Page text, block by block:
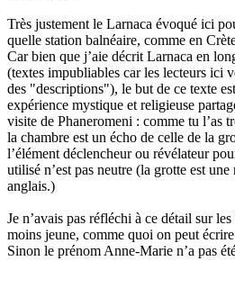
Très justement le Larnaca évoqué ici
quelle station balnéaire, comme en
Car bien que j’aie décrit Larnaca en
(textes impubliables car les lecteurs ici
des "descriptions"), le but de ce texte
expérience mystique et religieuse
visite de Phaneromeni : comme tu l’as
la chambre est un écho de celle de la
l’élément déclencheur ou révélateur
utilisé n’est pas neutre (la grotte est
anglais.)
Je n’avais pas réfléchi à ce détail sur
moins jeune, comme quoi on peut
Sinon le prénom Anne-Marie n’a pas